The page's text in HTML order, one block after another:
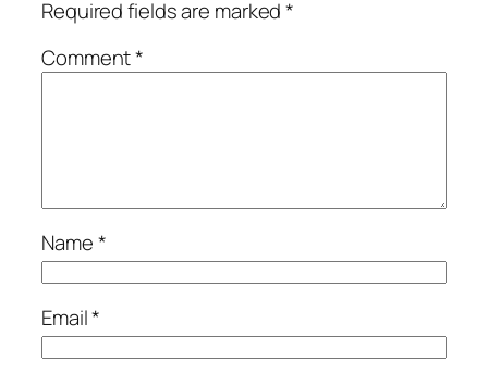
Required fields are marked*
Comment*
Name*
Email*